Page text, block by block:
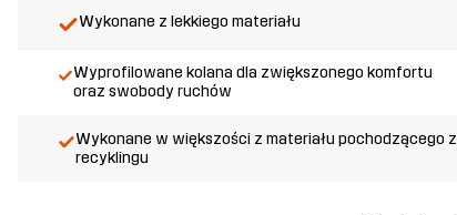
Wykonane z lekkiego materiału
Wyprofilowane kolana dla zwiększonego komfortu
oraz swobody ruchów
Wykonane w większości z materiału pochodzącego z
recyklingu